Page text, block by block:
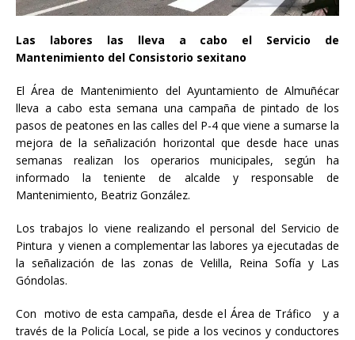
Las labores las lleva a cabo el Servicio de
Mantenimiento del Consistorio sexitano
El Área de Mantenimiento del Ayuntamiento de Almuñécar
lleva a cabo esta semana una campaña de pintado de los
pasos de peatones en las calles del P-4 que viene a sumarse la
mejora de la señalización horizontal que desde hace unas
semanas realizan los operarios municipales, según ha
informado la teniente de alcalde y responsable de
Mantenimiento, Beatriz González.
Los trabajos lo viene realizando el personal del Servicio de
Pintura y vienen a complementar las labores ya ejecutadas de
la señalización de las zonas de Velilla, Reina Sofía y Las
Góndolas.
Con motivo de esta campaña, desde el Área de Tráfico y a
través de la Policía Local, se pide a los vecinos y conductores